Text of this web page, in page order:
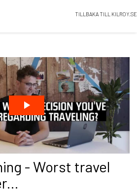
TILLBAKA TILL KILROY.SE
- Worst travel